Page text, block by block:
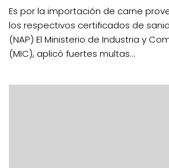
Es por la importación de carne
los respectivos certificados de
(NAP) El Ministerio de Industria y
(MIC), aplicó fuertes multas...